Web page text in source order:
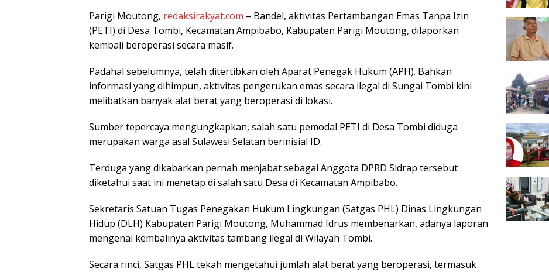
Parigi Moutong, redaksirakyat.com – Bandel, aktivitas Pertambangan Emas Tanpa Izin
(PETI) di Desa Tombi, Kecamatan Ampibabo, Kabupaten Parigi Moutong, dilaporkan
kembali beroperasi secara masif.
Padahal sebelumnya, telah ditertibkan oleh Aparat Penegak Hukum (APH). Bahkan
informasi yang dihimpun, aktivitas pengerukan emas secara ilegal di Sungai Tombi kini
melibatkan banyak alat berat yang beroperasi di lokasi.
Sumber tepercaya mengungkapkan, salah satu pemodal PETI di Desa Tombi diduga
merupakan warga asal Sulawesi Selatan berinisial ID.
Terduga yang dikabarkan pernah menjabat sebagai Anggota DPRD Sidrap tersebut
diketahui saat ini menetap di salah satu Desa di Kecamatan Ampibabo.
Sekretaris Satuan Tugas Penegakan Hukum Lingkungan (Satgas PHL) Dinas Lingkungan
Hidup (DLH) Kabupaten Parigi Moutong, Muhammad Idrus membenarkan, adanya laporan
mengenai kembalinya aktivitas tambang ilegal di Wilayah Tombi.
Secara rinci, Satgas PHL tekah mengetahui jumlah alat berat yang beroperasi, termasuk